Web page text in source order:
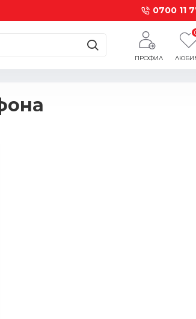
0700 11
ПРОФИЛ